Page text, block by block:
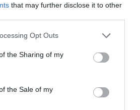
that may further disclose it to other
app uses one or more Google
or usage behaviour. You may click to
Google and its third-party tags to
specified purposes in below Google
Opt Outs
the Sharing of my
the Sale of my